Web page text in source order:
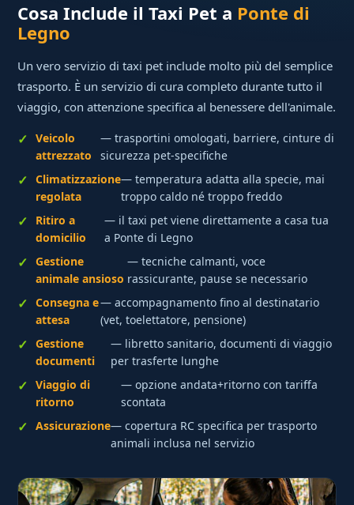
Cosa Include il Taxi Pet a Ponte di
Legno
Un vero servizio di taxi pet include molto più del semplice
trasporto. È un servizio di cura completo durante tutto il
viaggio, con attenzione specifica al benessere dell'animale.
Veicolo
attrezzato
— trasportini omologati, barriere, cinture di
sicurezza pet-specifiche
Climatizzazione
regolata
— temperatura adatta alla specie, mai
troppo caldo né troppo freddo
Ritiro a
domicilio
— il taxi pet viene direttamente a casa tua
a Ponte di Legno
Gestione
animale ansioso
— tecniche calmanti, voce
rassicurante, pause se necessario
Consegna e
attesa
— accompagnamento fino al destinatario
(vet, toelettatore, pensione)
Gestione
documenti
— libretto sanitario, documenti di viaggio
per trasferte lunghe
Viaggio di
ritorno
— opzione andata+ritorno con tariffa
scontata
Assicurazione— copertura RC specifica per trasporto
animali inclusa nel servizio